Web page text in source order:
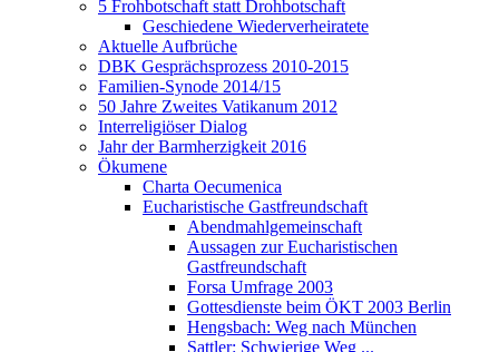
5 Frohbotschaft statt Drohbotschaft
Geschiedene Wiederverheiratete
Aktuelle Aufbrüche
DBK Gesprächsprozess 2010-2015
Familien-Synode 2014/15
50 Jahre Zweites Vatikanum 2012
Interreligiöser Dialog
Jahr der Barmherzigkeit 2016
Ökumene
Charta Oecumenica
Eucharistische Gastfreundschaft
Abendmahlgemeinschaft
Aussagen zur Eucharistischen
Gastfreundschaft
Forsa Umfrage 2003
Gottesdienste beim ÖKT 2003 Berlin
Hengsbach: Weg nach München
Sattler: Schwierige Weg ...